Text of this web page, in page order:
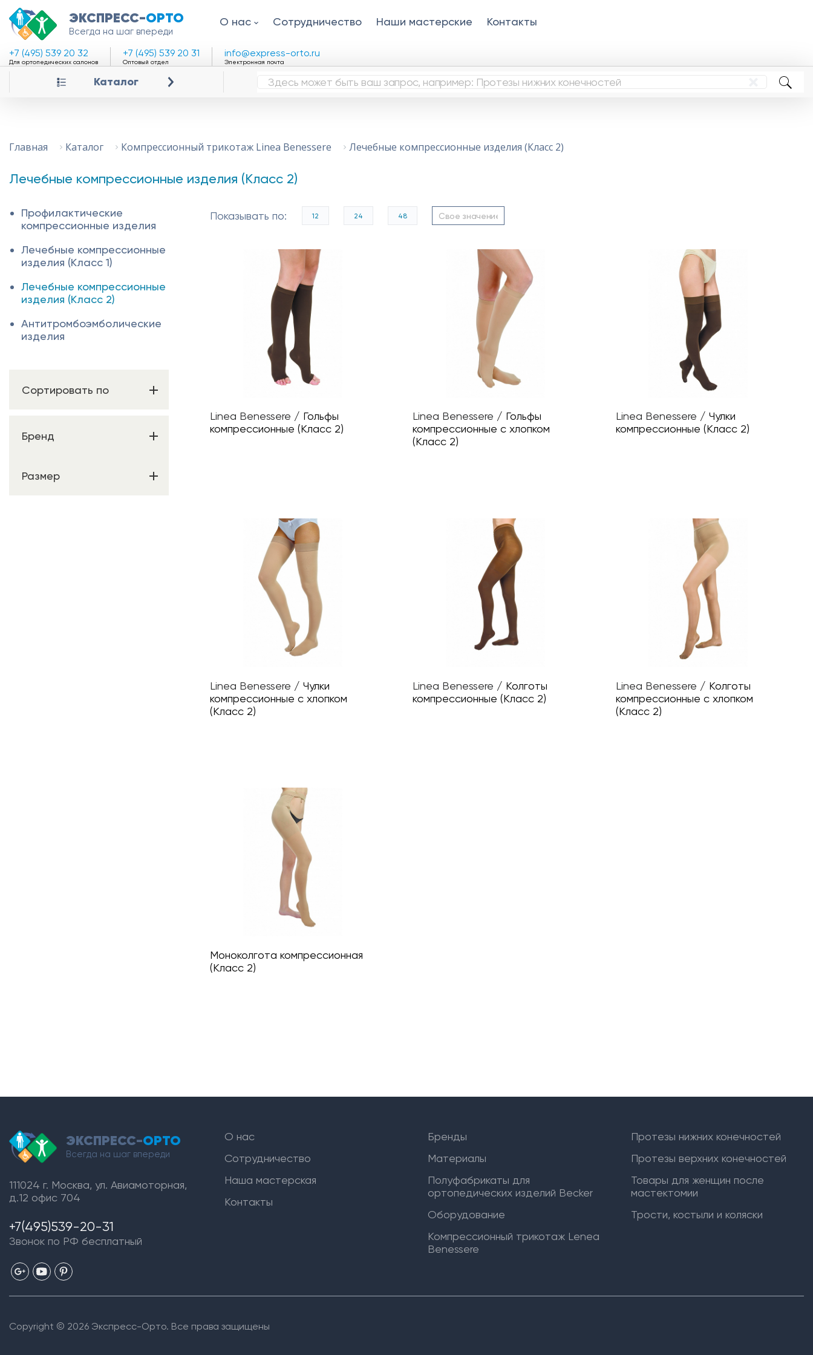
ЭКСПРЕСС-ОРТО
Всегда на шаг впереди
О нас Сотрудничество Наши мастерские Контакты
+7 (495) 539 20 32
Для ортопедических салонов
+7 (495) 539 20 31
Оптовый отдел
info@express-orto.ru
Электронная почта
Каталог
Главная Каталог Компрессионный трикотаж Linea Benessere Лечебные компрессионные изделия (Класс 2)
Лечебные компрессионные изделия (Класс 2)
Профилактические
компрессионные изделия
Лечебные компрессионные
изделия (Класс 1)
Лечебные компрессионные
изделия (Класс 2)
Антитромбоэмболические
изделия
Сортировать по
Бренд
Размер
Показывать по: 12 24 48
Linea Benessere / Гольфы
компрессионные (Класс 2)
Linea Benessere / Гольфы
компрессионные с хлопком
(Класс 2)
Linea Benessere / Чулки
компрессионные (Класс 2)
Linea Benessere / Чулки
компрессионные с хлопком
(Класс 2)
Linea Benessere / Колготы
компрессионные (Класс 2)
Linea Benessere / Колготы
компрессионные с хлопком
(Класс 2)
Моноколгота компрессионная
(Класс 2)
ЭКСПРЕСС-ОРТО
Всегда на шаг впереди
111024 г. Москва, ул. Авиамоторная,
д.12 офис 704
+7(495)539-20-31
Звонок по РФ бесплатный
О нас
Сотрудничество
Наша мастерская
Контакты
Бренды
Материалы
Полуфабрикаты для
ортопедических изделий Becker
Оборудование
Компрессионный трикотаж Lenea
Benessere
Протезы нижних конечностей
Протезы верхних конечностей
Товары для женщин после
мастектомии
Трости, костыли и коляски
Copyright © 2026 Экспресс-Орто. Все права защищены